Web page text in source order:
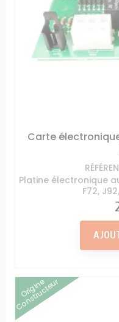
Carte
Platine électronique
F72,
Origine
Constructeur